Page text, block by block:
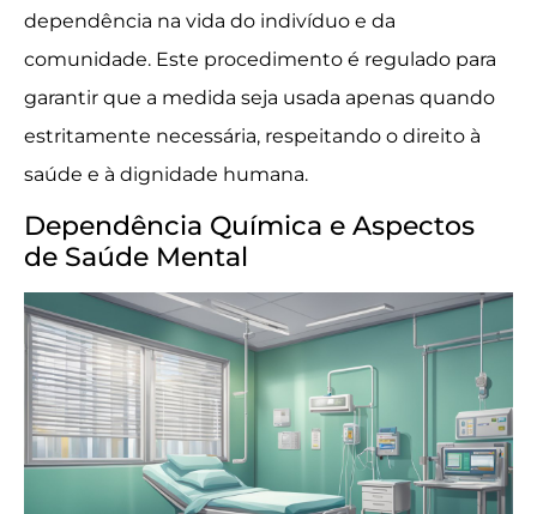
dependência na vida do indivíduo e da
comunidade. Este procedimento é regulado para
garantir que a medida seja usada apenas quando
estritamente necessária, respeitando o direito à
saúde e à dignidade humana.
Dependência Química e Aspectos
de Saúde Mental